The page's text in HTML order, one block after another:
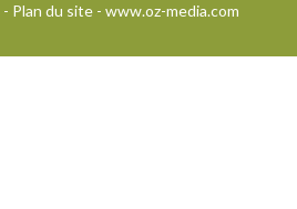
- Plan du site - www.oz-media.com